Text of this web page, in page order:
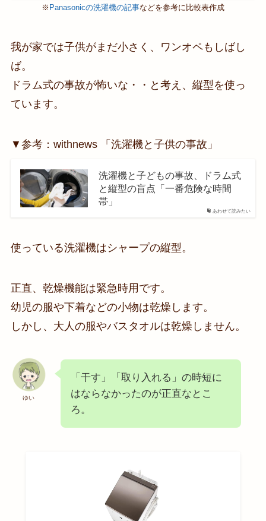
※ Panasonicの洗濯機の記事などを参考に比較表作成
我が家では子供がまだ小さく、ワンオペもしばし
ば。
ドラム式の事故が怖いな・・と考え、縦型を使っ
ています。
▼参考：withnews 「洗濯機と子供の事故」
あわせて読みたい
洗濯機と子どもの事故、ドラム式
と縦型の盲点「一番危険な時間
帯」
使っている洗濯機はシャープの縦型。
正直、乾燥機能は緊急時用です。
幼児の服や下着などの小物は乾燥します。
しかし、大人の服やバスタオルは乾燥しません。
ゆい
「干す」「取り入れる」の時短に
はならなかったのが正直なとこ
ろ。